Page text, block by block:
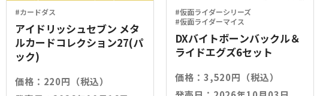
#カードダス
アイドリッシュセブン メタ
ルカードコレクション27(パ
ック)
価格：220円（税込）
#仮面ライダーシリーズ
#仮面ライダーマイス
DXバイトボーンバックル＆
ライドエグズ6セット
価格：3,520円（税込）